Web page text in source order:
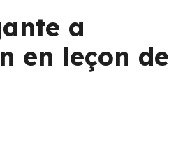
a
en leçon de